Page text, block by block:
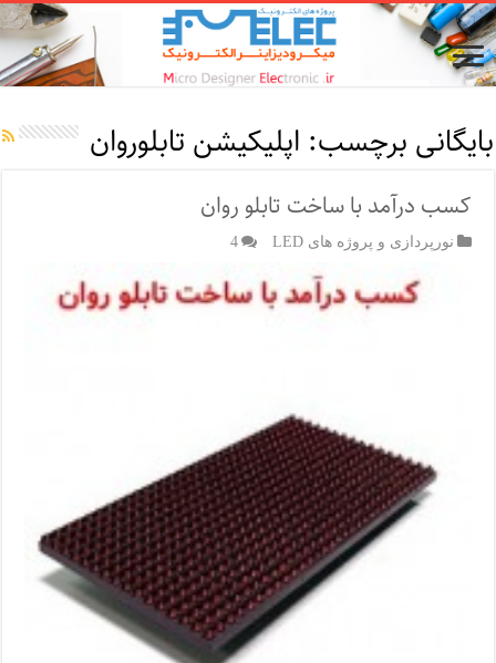
بایگانی برچسب: اپلیکیشن تابلوروان
کسب درآمد با ساخت تابلو روان
نورپردازی و پروژه های LED 4